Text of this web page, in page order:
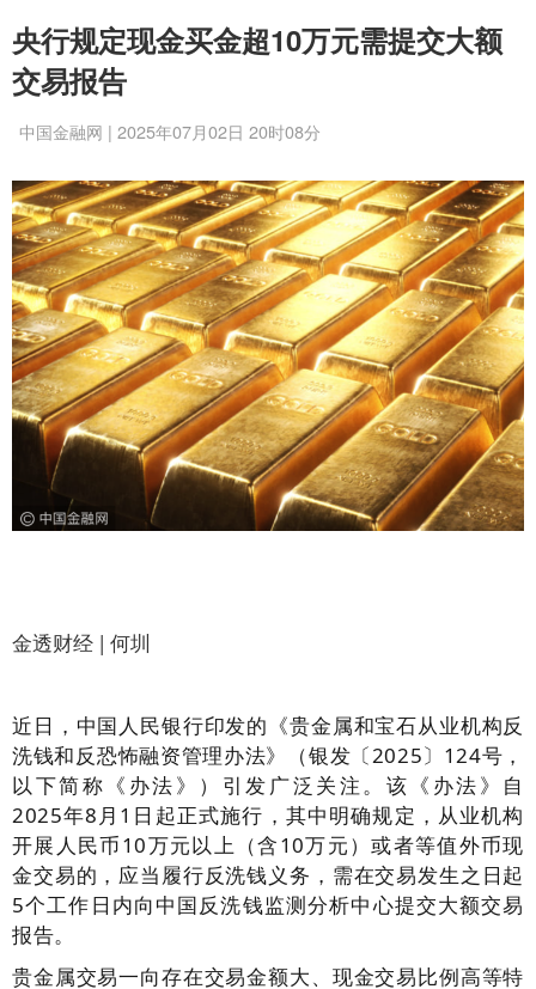
央行规定现金买金超10万元需提交大额
交易报告
中国金融网 | 2025年07月02日 20时08分
金透财经 | 何圳
近日，中国人民银行印发的《贵金属和宝石从业机构反
洗钱和反恐怖融资管理办法》（银发〔2025〕124号，
以下简称《办法》）引发广泛关注。该《办法》自
2025年8月1日起正式施行，其中明确规定，从业机构
开展人民币10万元以上（含10万元）或者等值外币现
金交易的，应当履行反洗钱义务，需在交易发生之日起
5个工作日内向中国反洗钱监测分析中心提交大额交易
报告。
贵金属交易一向存在交易金额大、现金交易比例高等特